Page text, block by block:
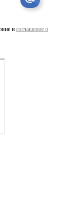
и соглашение о